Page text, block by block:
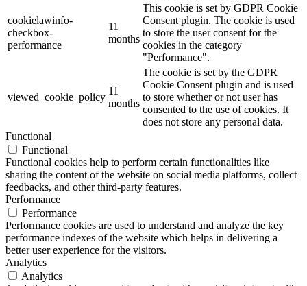
cookielawinfo-
checkbox-
performance
11
months
This cookie is set by GDPR Cookie
Consent plugin. The cookie is used
to store the user consent for the
cookies in the category
"Performance".
viewed_cookie_policy
11
months
The cookie is set by the GDPR
Cookie Consent plugin and is used
to store whether or not user has
consented to the use of cookies. It
does not store any personal data.
Functional
Functional
Functional cookies help to perform certain functionalities like
sharing the content of the website on social media platforms, collect
feedbacks, and other third-party features.
Performance
Performance
Performance cookies are used to understand and analyze the key
performance indexes of the website which helps in delivering a
better user experience for the visitors.
Analytics
Analytics